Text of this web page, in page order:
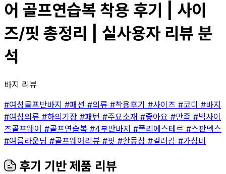
어 골프연습복 착용 후기 | 사이
즈/핏 총정리 | 실사용자 리뷰 분
석
바지 리뷰
#여성골프반바지 #패션 #의류 #착용후기 #사이즈 #코디 #바지
#여성의류 #하의기장 #패턴 #주요소재 #좋아요 #만족 #빅사이
즈골프웨어 #골프연습복 #4부반바지 #폴리에스테르 #스판덱스
#여름라운딩 #골프웨어리뷰 #핏 #활동성 #컬러감 #가성비
후기 기반 제품 리뷰